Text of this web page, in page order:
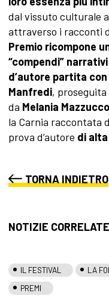
dal vissuto culturale
attraverso i racconti
Premio ricompone
“compendi”
d’autore partita con
Manfredi, proseguita
da Melania Mazzucco
la Carnia raccontata
prova d’autore di alta
TORNA INDIETRO
NOTIZIE CORRELATE
IL FESTIVAL LA
PREMI